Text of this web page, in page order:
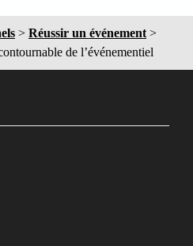
> Réussir un événement >
de l’événementiel